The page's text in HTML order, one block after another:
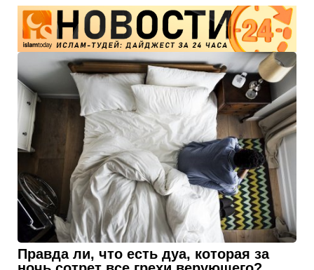
Правда ли, что есть дуа, которая за